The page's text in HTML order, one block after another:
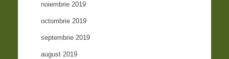
noiembrie 2019
octombrie 2019
septembrie 2019
august 2019